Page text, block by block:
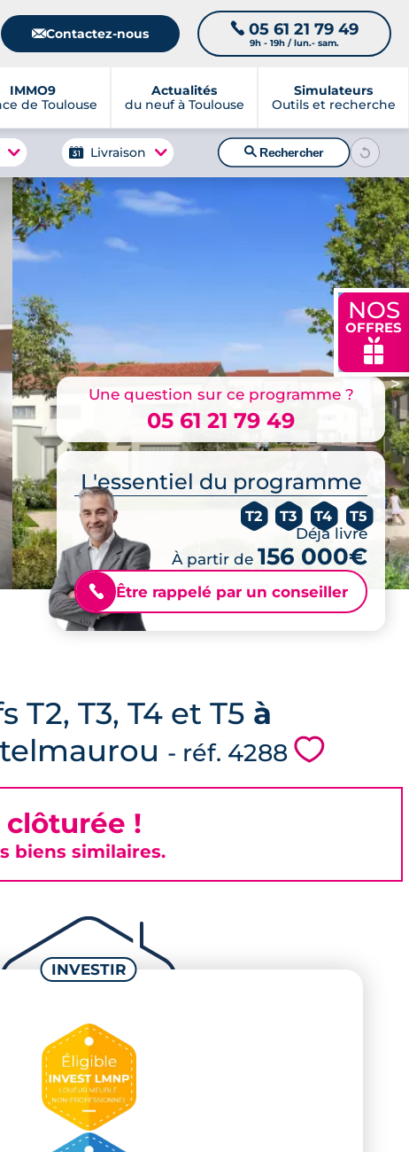
📧Contactez-nous 📞 05 61 21 79 49
9h - 19h / lun.- sam.
IMMO9
de Toulouse
Actualités
du neuf à Toulouse
Simulateurs
Outils et recherche
NOS
OFFRES
🎁
Livraison 🔍Rechercher
>
Une question sur ce programme ?
05 61 21 79 49
L'essentiel du programme
T2 T3 T4 T5
Déjà livré
À partir de 156 000€
📞 Être rappelé par un conseiller
T3, T4 et T5 à
- réf. 4288 💗
!
biens similaires.